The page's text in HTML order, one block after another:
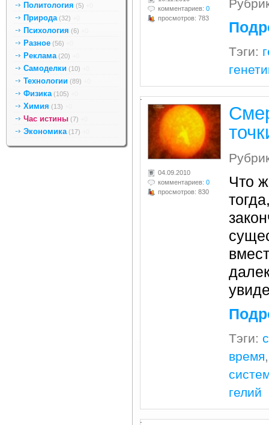
Политология (5)
Природа (32)
Психология (6)
Разное (56)
Реклама (20)
Самоделки (10)
Технологии (89)
Физика (105)
Химия (13)
Час истины (7)
Экономика (17)
комментариев: 0
просмотров: 783
Тэги:
.
04.09.2010
комментариев: 0
просмотров: 830
Что
Тэги:
время
гелий
.